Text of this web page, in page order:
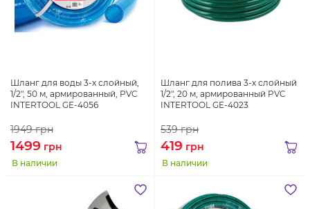
Шланг для воды 3-х слойный,
1/2", 50 м, армированный, PVC
INTERTOOL GE-4056
1949грн
1499 грн
В наличии
Шланг для полива 3-х слойный
1/2", 20 м, армированный PVC
INTERTOOL GE-4023
539грн
419 грн
В наличии